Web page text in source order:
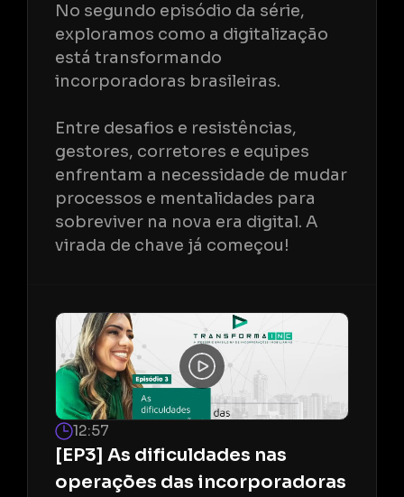
No segundo episódio da série,
exploramos como a digitalização
está transformando
incorporadoras brasileiras.
Entre desafios e resistências,
gestores, corretores e equipes
enfrentam a necessidade de mudar
processos e mentalidades para
sobreviver na nova era digital. A
virada de chave já começou!
[EP3] As dificuldades nas
operações das incorporadoras
12:57